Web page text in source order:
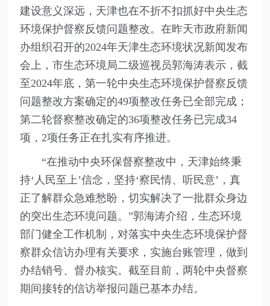
建设意义深远，天津也在不折不扣抓好中央生态
环境保护督察反馈问题整改。在昨天市政府新闻
办组织召开的2024年天津生态环境状况新闻发布
会上，市生态环境局二级巡视员郭海涛表示，截
至2024年底，第一轮中央生态环境保护督察反馈
问题整改方案确定的49项整改任务已全部完成；
第二轮督察整改确定的36项整改任务已完成34
项，2项任务正在扎实有序推进。
“在推动中央环保督察整改中，天津始终秉
持‘人民至上’信念，坚持‘察民情、听民意’，真
正了解群众急难愁盼，切实解决了一批群众身边
的突出生态环境问题。”郭海涛介绍，生态环境
部门健全工作机制，对落实中央生态环境保护督
察群众信访办理有关要求，实施台账管理，做到
办结销号、督办核实。截至目前，两轮中央督察
期间接转的信访举报问题已基本办结。